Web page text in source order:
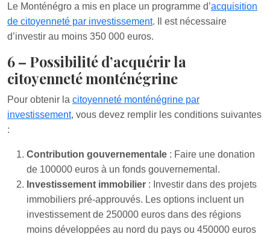
Le Monténégro a mis en place un programme d’acquisition
de citoyenneté par investissement. Il est nécessaire
d’investir au moins 350 000 euros.
6 – Possibilité d’acquérir la
citoyenneté monténégrine
Pour obtenir la citoyenneté monténégrine par
investissement, vous devez remplir les conditions suivantes
:
Contribution gouvernementale : Faire une donation
de 100000 euros à un fonds gouvernemental.
Investissement immobilier : Investir dans des projets
immobiliers pré-approuvés. Les options incluent un
investissement de 250000 euros dans des régions
moins développées au nord du pays ou 450000 euros